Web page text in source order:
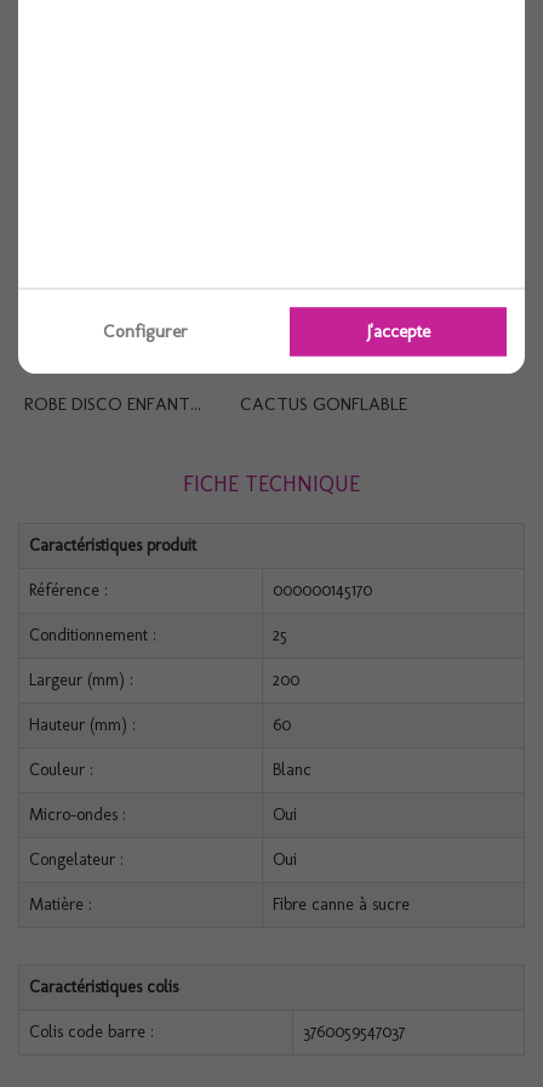
ROBE DISCO ENFANT... CACTUS GONFLABLE
FICHE TECHNIQUE
Caractéristiques produit
Référence : 000000145170
Conditionnement : 25
Largeur (mm) : 200
Hauteur (mm) : 60
Couleur : Blanc
Micro-ondes : Oui
Congelateur : Oui
Matière : Fibre canne à sucre
Caractéristiques colis
Colis code barre : 3760059547037
Configurer J'accepte